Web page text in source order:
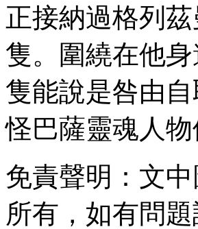
正接納過格列茲
隻。圍繞在他
隻能說是咎由自
怪巴薩靈魂人物
免責聲明：文
所有，如有問題